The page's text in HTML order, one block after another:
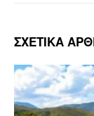
ΣΧΕΤΙΚΑ